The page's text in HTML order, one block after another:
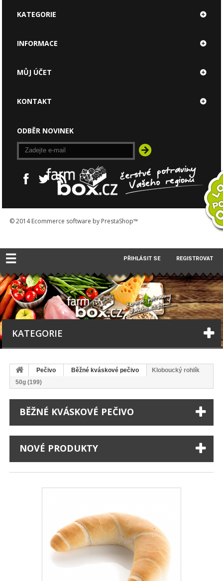
KATEGORIE
INFORMACE
© 2014Ecommerce software by PrestaShop™
MŮJ ÚČET
KONTAKT
ODBĚR NOVINEK
☰ PŘIHLÁSIT SE REGISTROVAT
KATEGORIE
Pečivo Běžné kváskové pečivo
Kloboucký rohlík
50g (199)
BĚŽNÉ KVÁSKOVÉ PEČIVO
NOVÉ PRODUKTY